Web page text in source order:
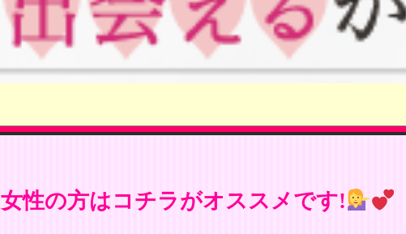
女性の方はコチラがオススメです!